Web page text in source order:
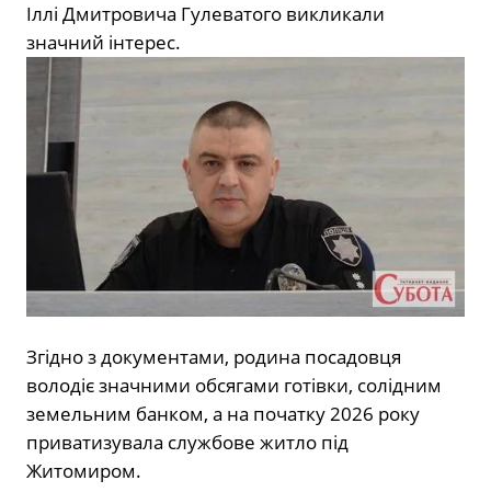
Іллі Дмитровича Гулеватого викликали
значний інтерес.
Згідно з документами, родина посадовця
володіє значними обсягами готівки, солідним
земельним банком, а на початку 2026 року
приватизувала службове житло під
Житомиром.